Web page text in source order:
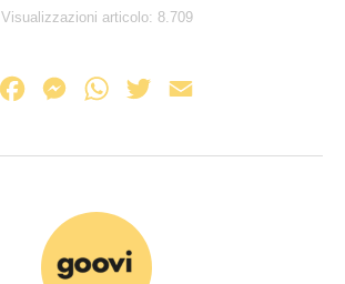
Visualizzazioni articolo: 8.709
c
M
s
e
n
W
a
s
A
i
a